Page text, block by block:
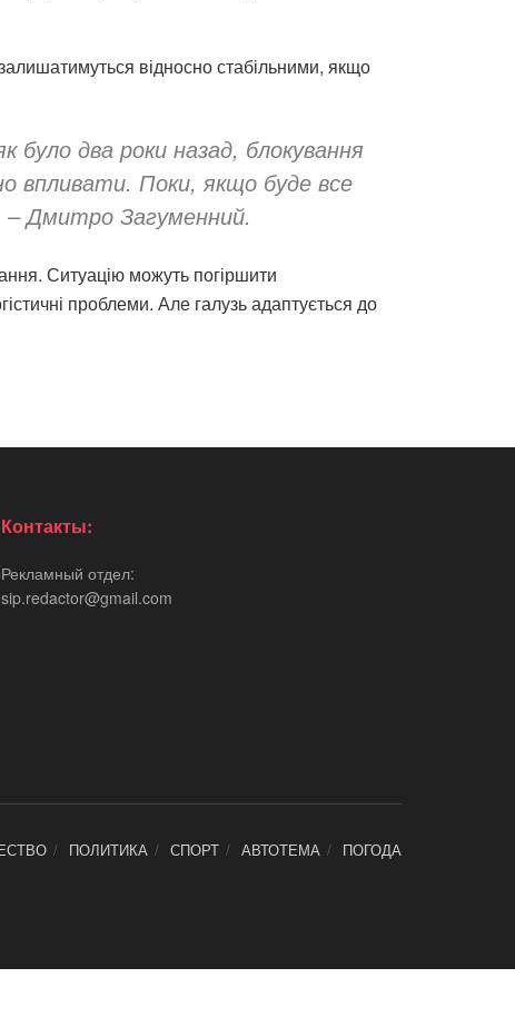
відносно стабільними, якщо
було два роки назад, блокування
впливати. Поки, якщо буде все
– Дмитро Загуменний.
Ситуацію можуть погіршити
проблеми. Але галузь адаптується до
Контакты:
Рекламный отдел:
sip.redactor@gmail.com
ПОЛИТИКА СПОРТ АВТОТЕМА ПОГОДА